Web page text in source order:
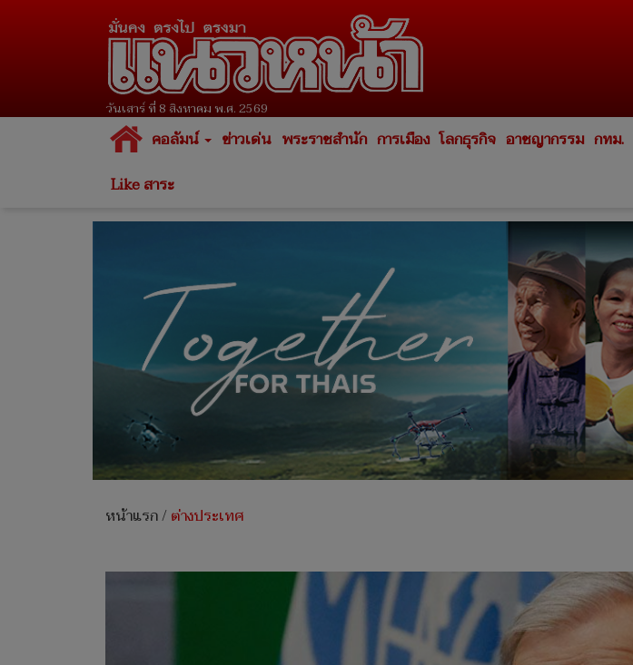
วันเสาร์ ที่ 8 สิงหาคม พ.ศ. 2569
คอลัมน์ ข่าวเด่น พระราชสำนัก การเมือง โลกธุรกิจ อาชญากรรม กทม.
Like สาระ
หน้าแรก/ต่างประเทศ